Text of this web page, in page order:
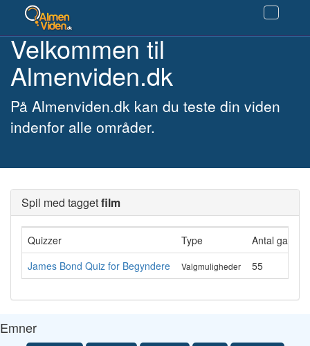
Velkommen til
Almenviden.dk
På Almenviden.dk kan du teste din viden
indenfor alle områder.
Spil med taggetfilm
Quizzer Type
Antal gange
James Bond Quiz for Begyndere
Valgmuligheder 55
Emner